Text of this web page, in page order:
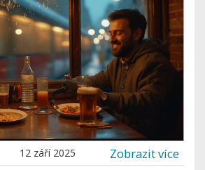
12 září 2025 Zobrazit více